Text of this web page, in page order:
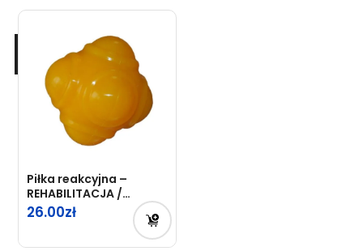
Piłka reakcyjna –
REHABILITACJA /
LACROSSE
26.00